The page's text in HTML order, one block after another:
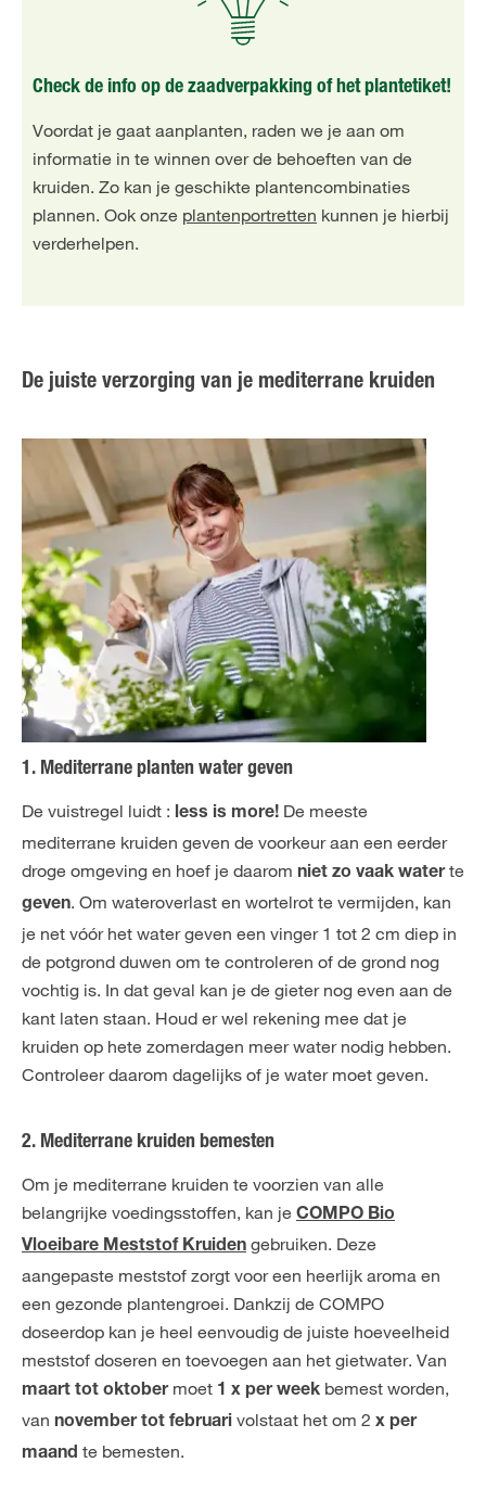
Check de info op de zaadverpakking of het plantetiket!
Voordat je gaat aanplanten, raden we je aan om
informatie in te winnen over de behoeften van de
kruiden. Zo kan je geschikte plantencombinaties
plannen. Ook onze plantenportretten kunnen je hierbij
verderhelpen.
De juiste verzorging van je mediterrane kruiden
1. Mediterrane planten water geven
De vuistregel luidt : less is more! De meeste
mediterrane kruiden geven de voorkeur aan een eerder
droge omgeving en hoef je daarom niet zo vaak waterte
geven. Om wateroverlast en wortelrot te vermijden, kan
je net vóór het water geven een vinger 1 tot 2 cm diep in
de potgrond duwen om te controleren of de grond nog
vochtig is. In dat geval kan je de gieter nog even aan de
kant laten staan. Houd er wel rekening mee dat je
kruiden op hete zomerdagen meer water nodig hebben.
Controleer daarom dagelijks of je water moet geven.
2. Mediterrane kruiden bemesten
Om je mediterrane kruiden te voorzien van alle
belangrijke voedingsstoffen, kan je COMPO Bio
Vloeibare Meststof Kruiden gebruiken. Deze
aangepaste meststof zorgt voor een heerlijk aroma en
een gezonde plantengroei. Dankzij de COMPO
doseerdop kan je heel eenvoudig de juiste hoeveelheid
meststof doseren en toevoegen aan het gietwater. Van
maart tot oktobermoet 1 x per week bemest worden,
van november tot februari volstaat het om 2 x per
maand te bemesten.